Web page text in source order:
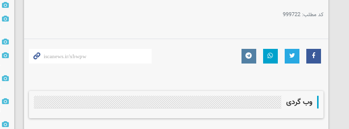
کد مطلب: 999722
وب گردی